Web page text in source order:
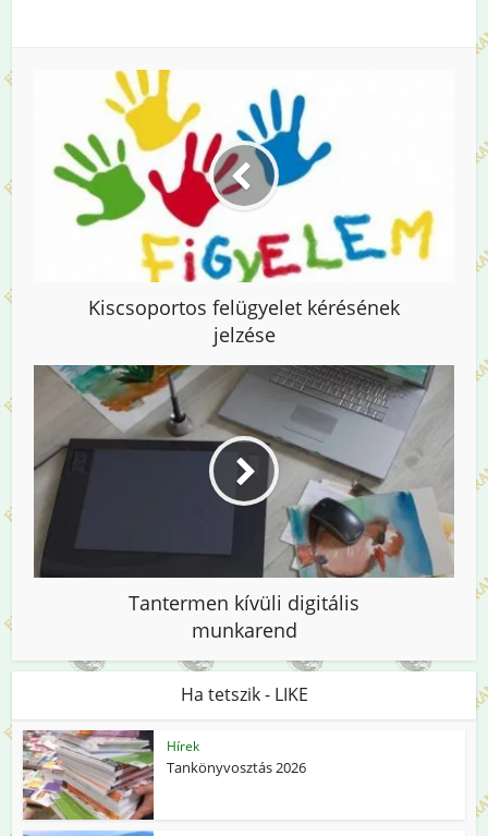
Kiscsoportos felügyelet kérésének
jelzése
Tantermen kívüli digitális
munkarend
Ha tetszik - LIKE
Hírek
Tankönyvosztás 2026